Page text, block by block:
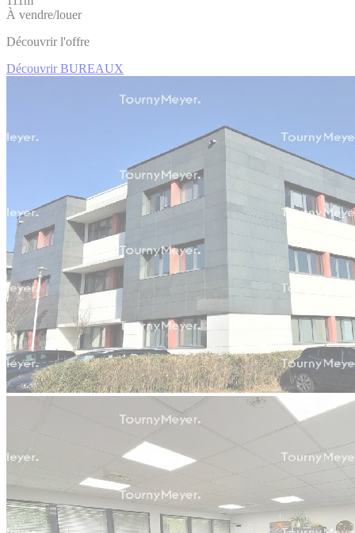
À vendre/louer
Découvrir l'offre
Découvrir BUREAUX